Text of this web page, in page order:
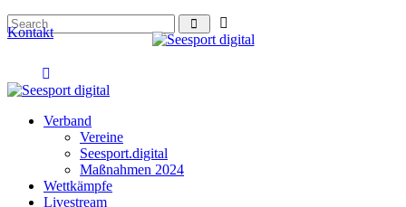
Kontakt
Verband
Vereine
Seesport.digital
Maßnahmen 2024
Wettkämpfe
Livestream